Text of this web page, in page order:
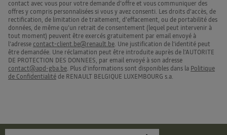
contact avec vous pour votre demande d’offre et vous communiquer des
offres y compris personnalisées si vous y avez consenti. Les droits d’accès, de
rectification, de limitation de traitement, d’effacement, ou de portabilité des
données, de même qu’un retrait de consentement (lequel peut intervenir à
tout moment) peuvent être exercés gratuitement par email envoyé à
l’adresse contact-client.be@renault.be. Une justification de l’identité peut
être demandée. Une réclamation peut être introduite auprès de l’AUTORITE
DE PROTECTION DES DONNEES, par email envoyé à son adresse
contact@apd-gba.be. Plus d’informations sont disponibles dans la Politique
de Confidentialité de RENAULT BELGIQUE LUXEMBOURG s.a.